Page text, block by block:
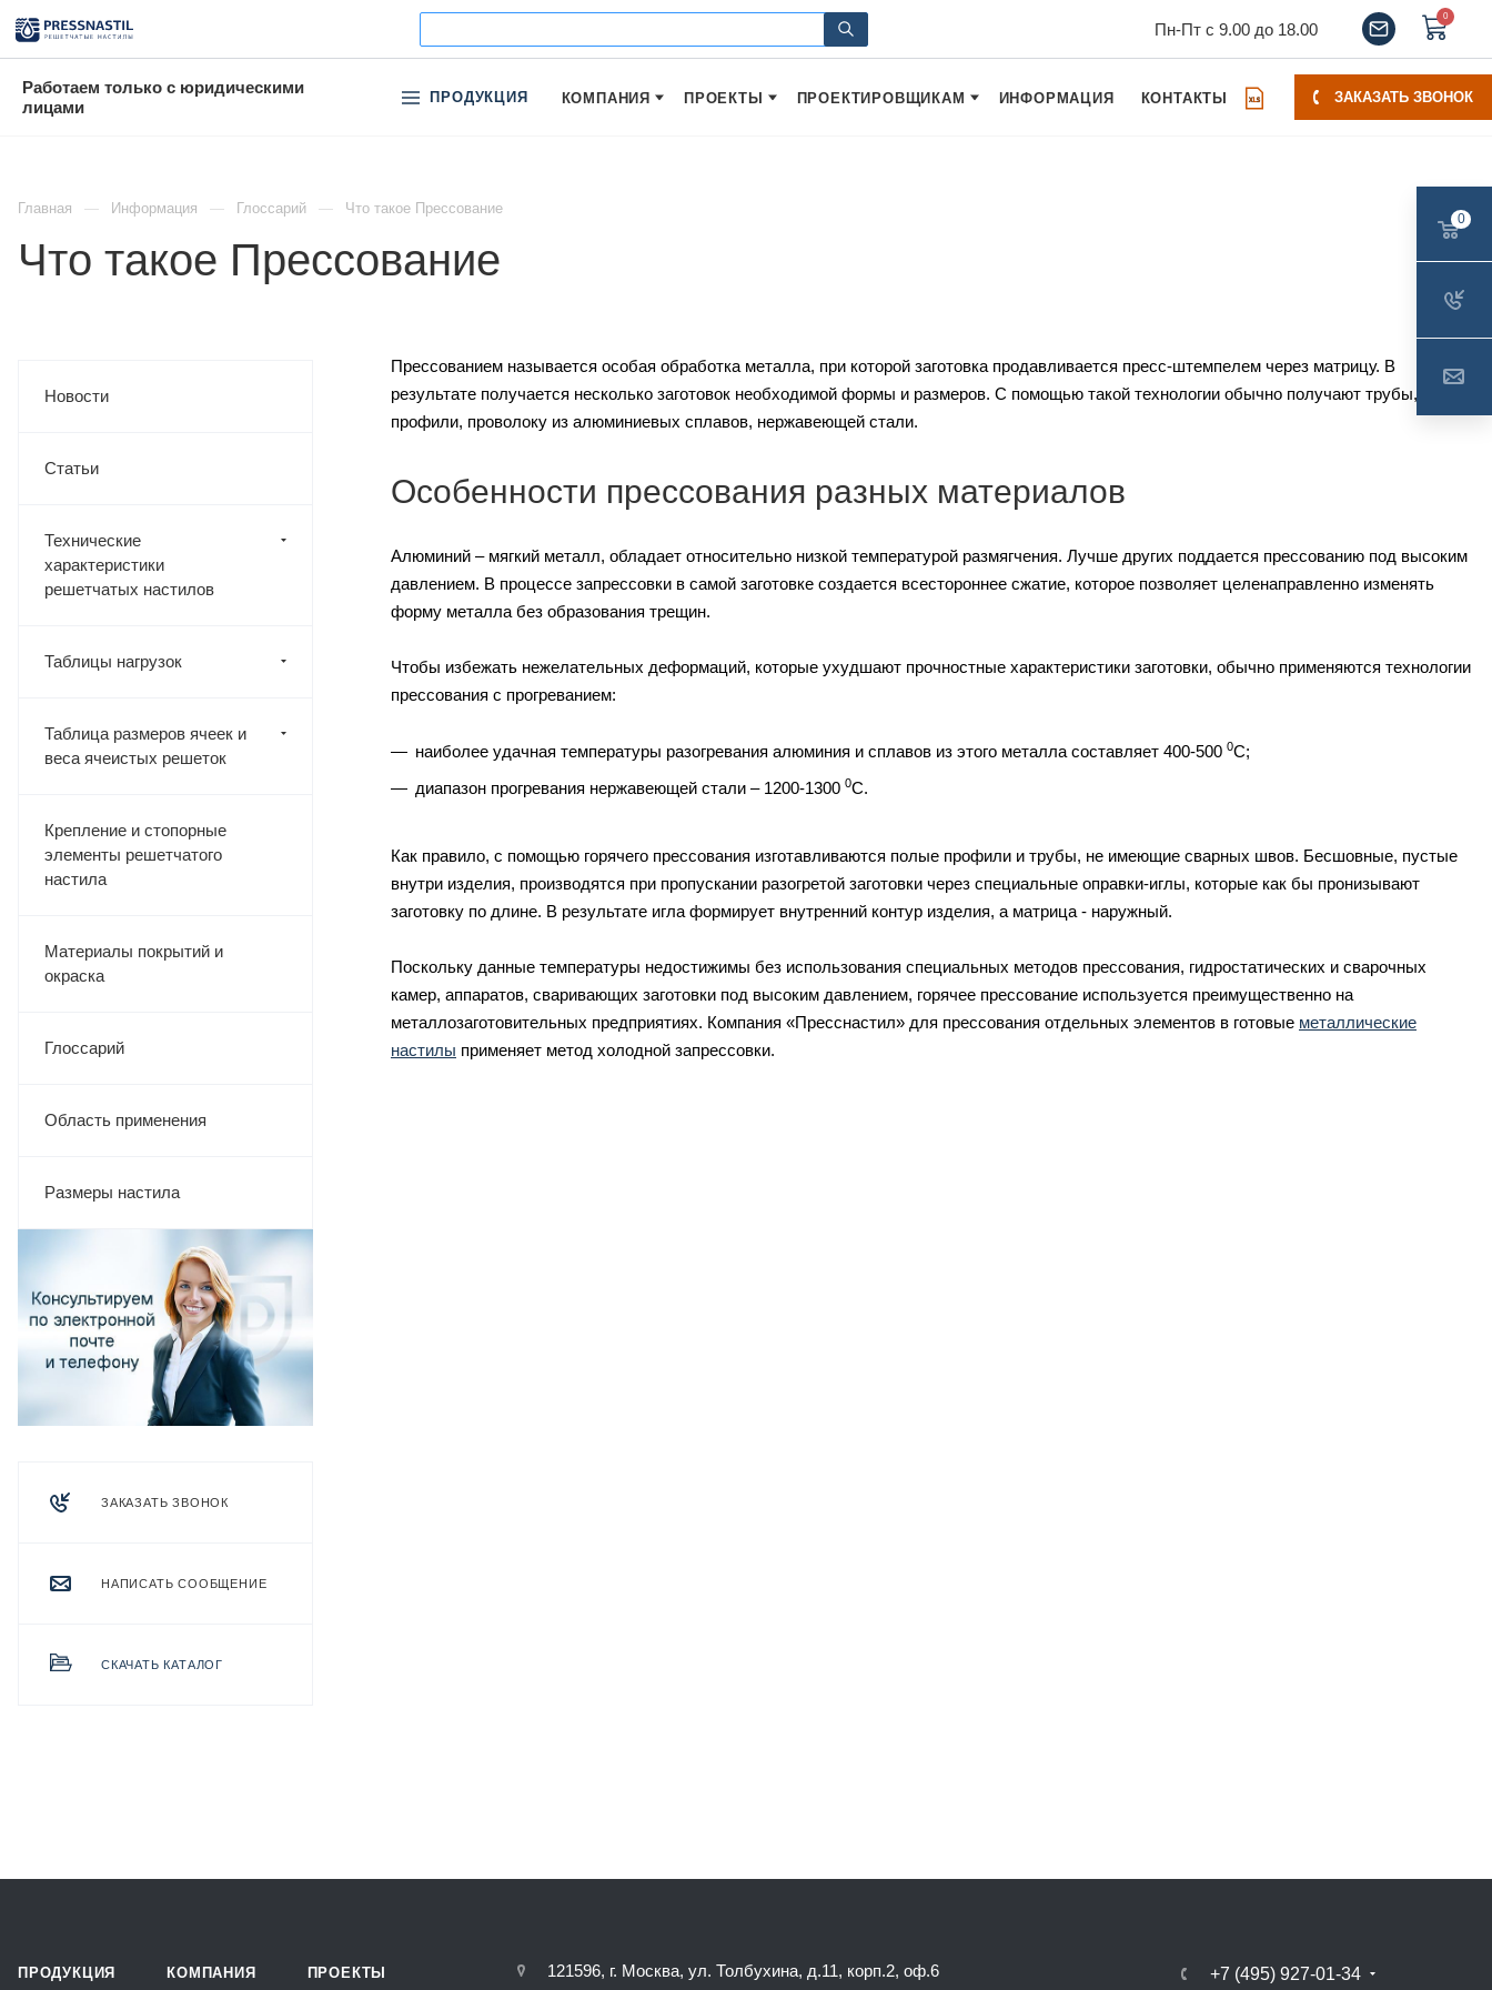
Пн-Пт с 9.00 до 18.00
0
Работаем только с юридическими
лицами
ПРОДУКЦИЯ КОМПАНИЯ ПРОЕКТЫ ПРОЕКТИРОВЩИКАМ ИНФОРМАЦИЯ КОНТАКТЫ ЗАКАЗАТЬ ЗВОНОК
Главная Информация Глоссарий Что такое Прессование
Что такое Прессование
Новости
Статьи
Технические
характеристики
решетчатых настилов
Таблицы нагрузок
Таблица размеров ячеек и
веса ячеистых решеток
Крепление и стопорные
элементы решетчатого
настила
Материалы покрытий и
окраска
Глоссарий
Область применения
Размеры настила
ЗАКАЗАТЬ ЗВОНОК
НАПИСАТЬ СООБЩЕНИЕ
СКАЧАТЬ КАТАЛОГ
Прессованием называется особая обработка металла, при которой заготовка продавливается пресс-штемпелем через матрицу. В
результате получается несколько заготовок необходимой формы и размеров. С помощью такой технологии обычно получают трубы,
профили, проволоку из алюминиевых сплавов, нержавеющей стали.
Особенности прессования разных материалов
Алюминий – мягкий металл, обладает относительно низкой температурой размягчения. Лучше других поддается прессованию под высоким
давлением. В процессе запрессовки в самой заготовке создается всестороннее сжатие, которое позволяет целенаправленно изменять
форму металла без образования трещин.
Чтобы избежать нежелательных деформаций, которые ухудшают прочностные характеристики заготовки, обычно применяются технологии
прессования с прогреванием:
наиболее удачная температуры разогревания алюминия и сплавов из этого металла составляет 400-500 0С;
диапазон прогревания нержавеющей стали – 1200-1300 0С.
Как правило, с помощью горячего прессования изготавливаются полые профили и трубы, не имеющие сварных швов. Бесшовные, пустые
внутри изделия, производятся при пропускании разогретой заготовки через специальные оправки-иглы, которые как бы пронизывают
заготовку по длине. В результате игла формирует внутренний контур изделия, а матрица - наружный.
Поскольку данные температуры недостижимы без использования специальных методов прессования, гидростатических и сварочных
камер, аппаратов, сваривающих заготовки под высоким давлением, горячее прессование используется преимущественно на
металлозаготовительных предприятиях. Компания «Пресснастил» для прессования отдельных элементов в готовые металлические
настилы применяет метод холодной запрессовки.
ПРОДУКЦИЯ КОМПАНИЯ ПРОЕКТЫ 121596, г. Москва, ул. Толбухина, д.11, корп.2, оф.6 +7 (495) 927-01-34
0